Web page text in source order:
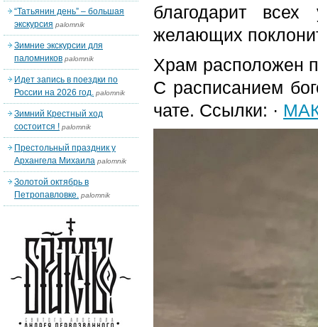
благодарит
желающих
Храм расположен
С расписанием
чате. Ссылки: ·
“Татьянин день” – большая
экскурсия palomnik
Зимние экскурсии для
паломников palomnik
Идет запись в поездки по
России на 2026 год. palomnik
Зимний Крестный ход
состоится ! palomnik
Престольный праздник у
Архангела Михаила palomnik
Золотой октябрь в
Петропавловке. palomnik